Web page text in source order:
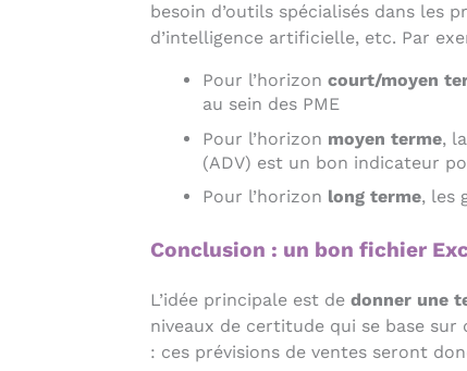
besoin d’outils spécialisés dans les
d’intelligence artificielle, etc. Par
Pour l’horizon court/moyen
au sein des PME
Pour l’horizon moyen terme,
(ADV) est un bon indicateur
Pour l’horizon long terme, les
Conclusion : un bon fichier
L’idée principale est dedonner une
niveaux de certitude qui se base sur
: ces prévisions de ventes seront